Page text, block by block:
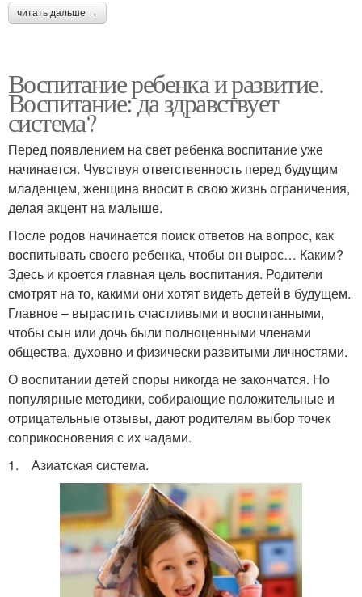
читать дальше →
Воспитание ребенка и развитие.
Воспитание: да здравствует
система?
Перед появлением на свет ребенка воспитание уже
начинается. Чувствуя ответственность перед будущим
младенцем, женщина вносит в свою жизнь ограничения,
делая акцент на малыше.
После родов начинается поиск ответов на вопрос, как
воспитывать своего ребенка, чтобы он вырос… Каким?
Здесь и кроется главная цель воспитания. Родители
смотрят на то, какими они хотят видеть детей в будущем.
Главное – вырастить счастливыми и воспитанными,
чтобы сын или дочь были полноценными членами
общества, духовно и физически развитыми личностями.
О воспитании детей споры никогда не закончатся. Но
популярные методики, собирающие положительные и
отрицательные отзывы, дают родителям выбор точек
соприкосновения с их чадами.
1. Азиатская система.